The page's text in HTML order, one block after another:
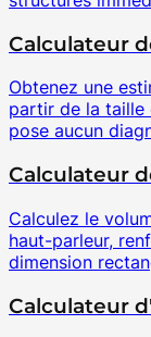
Calculateur
Obtenez une
partir de la taille
pose aucun
Calculateur
Calculez le
haut-parleur,
dimension
Calculateur